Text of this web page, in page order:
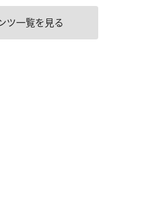
ツ一覧を見る